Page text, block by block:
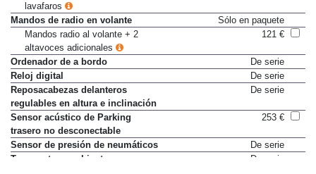
lavafaros
Mandos de radio en volante
Sólo en paquete
Mandos radio al volante + 2
altavoces adicionales
121 €
Ordenador de a bordo
De serie
Reloj digital
De serie
Reposacabezas delanteros
regulables en altura e inclinación
De serie
Sensor acústico de Parking
trasero no desconectable
253 €
Sensor de presión de neumáticos
De serie
Temperatura ambiente
De serie